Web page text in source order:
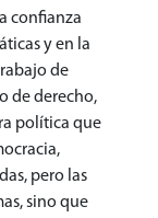
confianza
y en la
de
de derecho,
política que
pero las
sino que